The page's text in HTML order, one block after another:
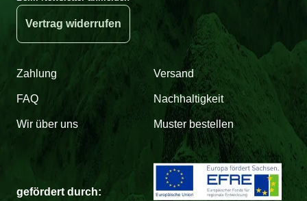
Vertrag widerrufen
Zahlung Versand
FAQ Nachhaltigkeit
Wir über uns Muster bestellen
gefördert durch: